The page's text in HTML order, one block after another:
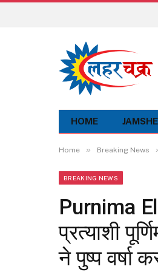
HOME
Home » Breaking News
BREAKING NEWS
Purnima
प्रत्याशी
ने पुष्प वर्षा